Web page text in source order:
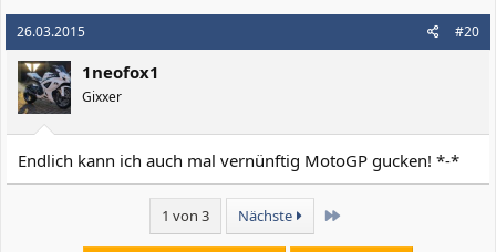
26.03.2015 #20
1neofox1
Gixxer
Endlich kann ich auch mal vernünftig MotoGP gucken! *-*
1 von 3 Nächste Letzte